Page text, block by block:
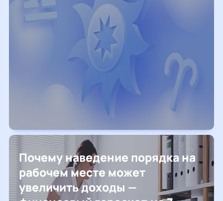
Почему наведение порядка на
рабочем месте может
увеличить доходы —